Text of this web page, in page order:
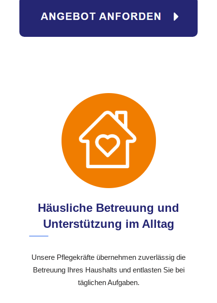
Häusliche Betreuung und
Unterstützung im Alltag
Unsere Pflegekräfte übernehmen zuverlässig die
Betreuung Ihres Haushalts und entlasten Sie bei
täglichen Aufgaben.